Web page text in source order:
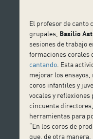
El profesor de canto
grupales, Basilio
sesiones de trabajo
formaciones
cantando. Esta
mejorar los
coros infantiles y
vocales y
cincuenta
herramientas para
“En los coros de
que, de otra